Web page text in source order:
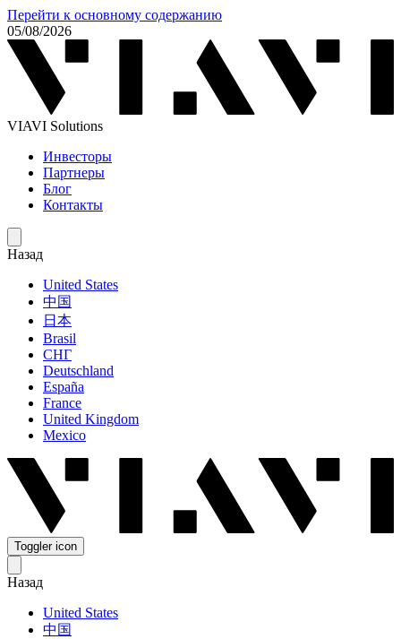
Перейти к основному содержанию
05/08/2026
VIAVI Solutions
Инвесторы
Партнеры
Блог
Контакты
Назад
United States
中国
日本
Brasil
СНГ
Deutschland
España
France
United Kingdom
Mexico
Toggler icon
Назад
United States
中国